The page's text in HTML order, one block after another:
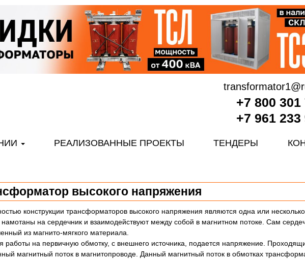
+7 800 301
+7 961 233
РЕАЛИЗОВАННЫЕ ПРОЕКТЫ ТЕНДЕРЫ
высокого напряжения
конструкции трансформаторов высокого напряжения являются одна или
намотаны на сердечник и взаимодействуют между собой в магнитном потоке. Сам
из магнито-мягкого материала.
работы на первичную обмотку, с внешнего источника, подается напряжение.
магнитный поток в магнитопроводе. Данный магнитный поток в обмотках